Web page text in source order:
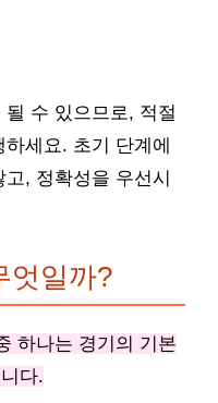
수 있으므로, 적절
세요. 초기 단계에
, 정확성을 우선시
엇일까?
하나는 경기의 기본
다.